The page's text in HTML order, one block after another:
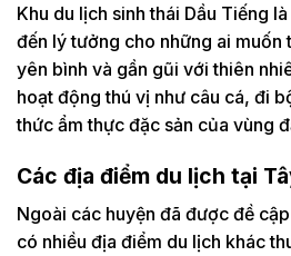
Khu du lịch sinh thái Dầu Tiếng
đến lý tưởng cho những ai muốn
yên bình và gần gũi với thiên
hoạt động thú vị như câu cá, đi
thức ẩm thực đặc sản của vùng
Các địa điểm du lịch tại
Ngoài các huyện đã được đề
có nhiều địa điểm du lịch khác